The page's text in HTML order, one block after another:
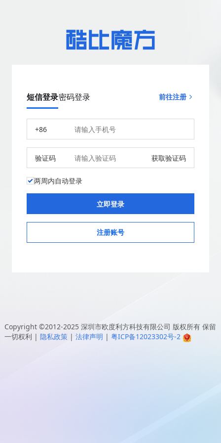
短信登录密码登录 前往注册
+86
验证码 获取验证码
两周内自动登录
注册账号
Copyright ©2012-2025 深圳市欧度利方科技有限公司 版权所有 保留
一切权利 | 隐私政策 | 法律声明 | 粤ICP备12023302号-2